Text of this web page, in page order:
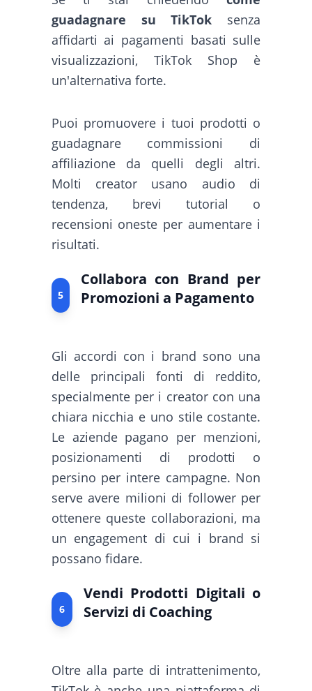
guadagnare su TikTok senza
affidarti ai pagamenti basati sulle
visualizzazioni, TikTok Shop è
un'alternativa forte.
Puoi promuovere i tuoi prodotti o
guadagnare commissioni di
affiliazione da quelli degli altri.
Molti creator usano audio di
tendenza, brevi tutorial o
recensioni oneste per aumentare i
risultati.
5
Collabora con Brand per
Promozioni a Pagamento
Gli accordi con i brand sono una
delle principali fonti di reddito,
specialmente per i creator con una
chiara nicchia e uno stile costante.
Le aziende pagano per menzioni,
posizionamenti di prodotti o
persino per intere campagne. Non
serve avere milioni di follower per
ottenere queste collaborazioni, ma
un engagement di cui i brand si
possano fidare.
6
Vendi Prodotti Digitali o
Servizi di Coaching
Oltre alla parte di intrattenimento,